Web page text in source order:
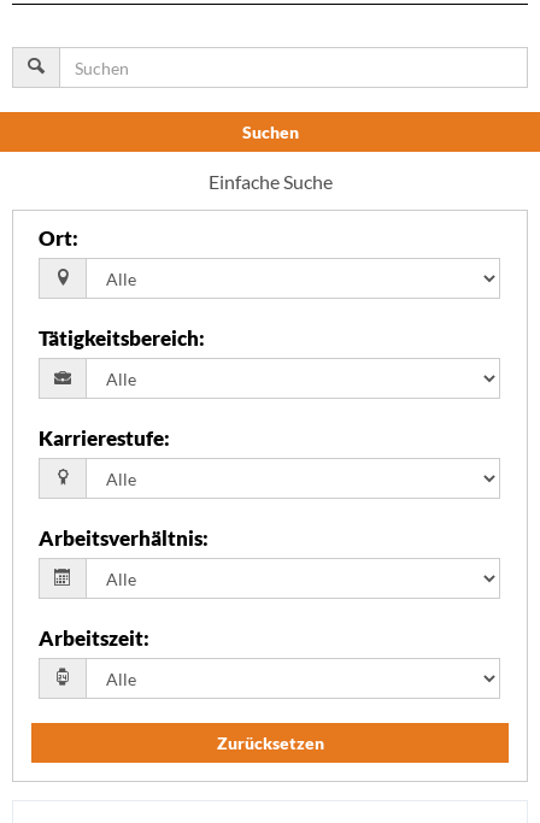
Suchen
Einfache Suche
Ort:
Tätigkeitsbereich:
Karrierestufe:
Arbeitsverhältnis:
Arbeitszeit:
Zurücksetzen